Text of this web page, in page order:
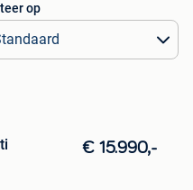
op
€ 15.990,-